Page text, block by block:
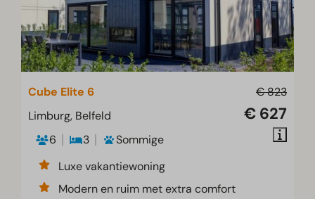
€ 823
€ 627
Cube Elite 6
Limburg, Belfeld
6
3
Sommige
Luxe vakantiewoning
Modern en ruim met extra comfort